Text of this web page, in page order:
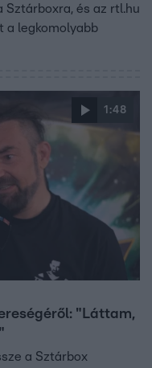
Sztárboxra, és az rtl.hu
a legkomolyabb
1:48
"Láttam,
a Sztárbox